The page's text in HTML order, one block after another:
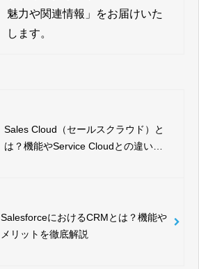
魅力や関連情報」をお届けいた
します。
Sales Cloud（セールスクラウド）と
は？機能やService Cloudとの違いを
SalesforceにおけるCRMとは？機能や
メリットを徹底解説